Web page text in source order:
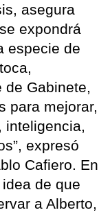
asegura
expondrá
especie de
de Gabinete,
para mejorar,
inteligencia,
expresó
Cafiero. En
de que
a Alberto,